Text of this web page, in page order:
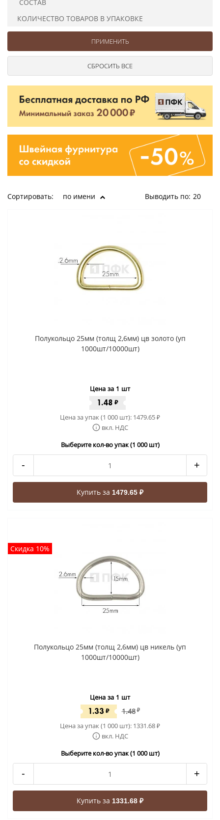
СОСТАВ
КОЛИЧЕСТВО ТОВАРОВ В УПАКОВКЕ
Сортировать: по имени Выводить по: 20
Полукольцо 25мм (толщ 2,6мм) цв золото (уп
1000шт/10000шт)
Цена за 1 шт
1.48 ₽
Цена за упак (1 000 шт): 1479.65₽
вкл. НДС
Выберите кол-во упак (1 000 шт)
- +
Купить за 1479.65 ₽
Скидка 10%
Полукольцо 25мм (толщ 2,6мм) цв никель (уп
1000шт/10000шт)
Цена за 1 шт
1.33 ₽ 1.48 ₽
Цена за упак (1 000 шт): 1331.68₽
вкл. НДС
Выберите кол-во упак (1 000 шт)
- +
Купить за 1331.68 ₽
Ушковые
Шторные
Цепочки шарики с замком
Ткани
Шнуры
Элементы декора